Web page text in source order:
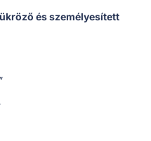
és személyesített